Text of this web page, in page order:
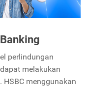
perlindungan
melakukan
menggunakan